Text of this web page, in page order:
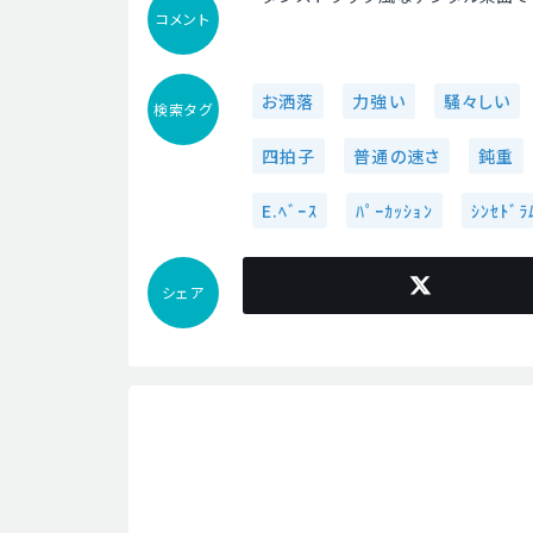
コメント
検索タグ お洒落 力強い 騒々しい
四拍子 普通の速さ 鈍重
E.ﾍﾞｰｽ ﾊﾟｰｶｯｼｮﾝ ｼﾝｾﾄﾞﾗ
シェア